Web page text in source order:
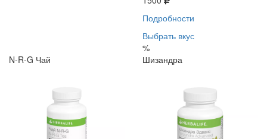
Подробности
Выбрать вкус
%
N-R-G Чай
Шизандра